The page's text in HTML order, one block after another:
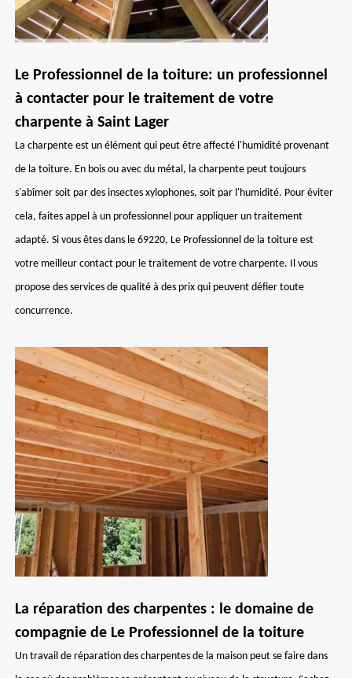
Le Professionnel de la toiture: un professionnel
à contacter pour le traitement de votre
charpente à Saint Lager
La charpente est un élément qui peut être affecté l'humidité provenant
de la toiture. En bois ou avec du métal, la charpente peut toujours
s'abîmer soit par des insectes xylophones, soit par l'humidité. Pour éviter
cela, faites appel à un professionnel pour appliquer un traitement
adapté. Si vous êtes dans le 69220, Le Professionnel de la toiture est
votre meilleur contact pour le traitement de votre charpente. Il vous
propose des services de qualité à des prix qui peuvent défier toute
concurrence.
La réparation des charpentes : le domaine de
compagnie de Le Professionnel de la toiture
Un travail de réparation des charpentes de la maison peut se faire dans